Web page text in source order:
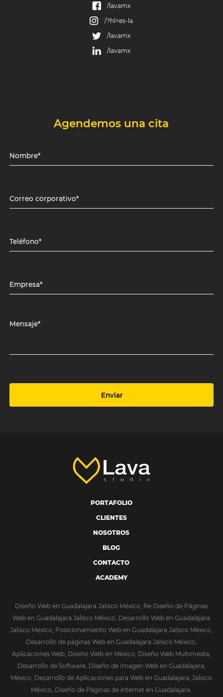
/lavamx
/?hl=es-la
/lavamx
/lavamx
Agendemos una cita
Nombre*
Correo corporativo*
Teléfono*
Empresa*
Mensaje*
Enviar
PORTAFOLIO
CLIENTES
NOSOTROS
BLOG
CONTACTO
ACADEMY
Diseño Web en Guadalajara Jalisco México, Re Diseño de Páginas
Web en Guadalajara Jalisco México, Desarrollo Web en Guadalajara
Jalisco México, Posicionamiento Web en Guadalajara Jalisco México,
Desarrollo de páginas Web en Guadalajara Jalisco México,
Aplicaciones Web, Diseño Web en México, Diseño Web Multimedia,
Desarrollo de Software, Diseño de Imagen Web en Guadalajara,
México, Desarrollo de Aplicaciones para Web en Guadalajara, Jalisco
México, Diseño de Páginas de internet en Guadalajara.